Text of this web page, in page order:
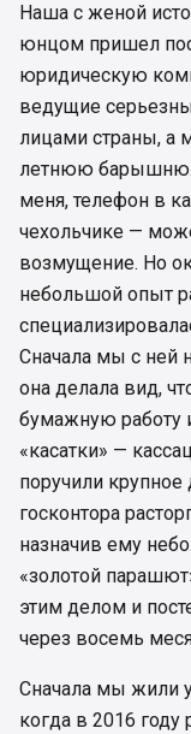
Наша с женой
юнцом пришел
юридическую
ведущие
лицами страны, а
летнюю барышню.
меня, телефон в
чехольчике —
возмущение. Но
небольшой опыт
Сначала мы с ней
она делала вид,
бумажную работу
«касатки» —
поручили крупное
госконтора
назначив ему
«золотой
этим делом и
через восемь
Сначала мы жили
когда в 2016 году